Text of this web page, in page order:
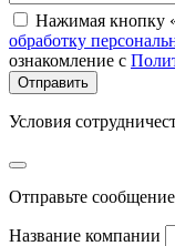
Нажимая кнопку
обработку
ознакомление с
Условия
Отправьте
Название компании